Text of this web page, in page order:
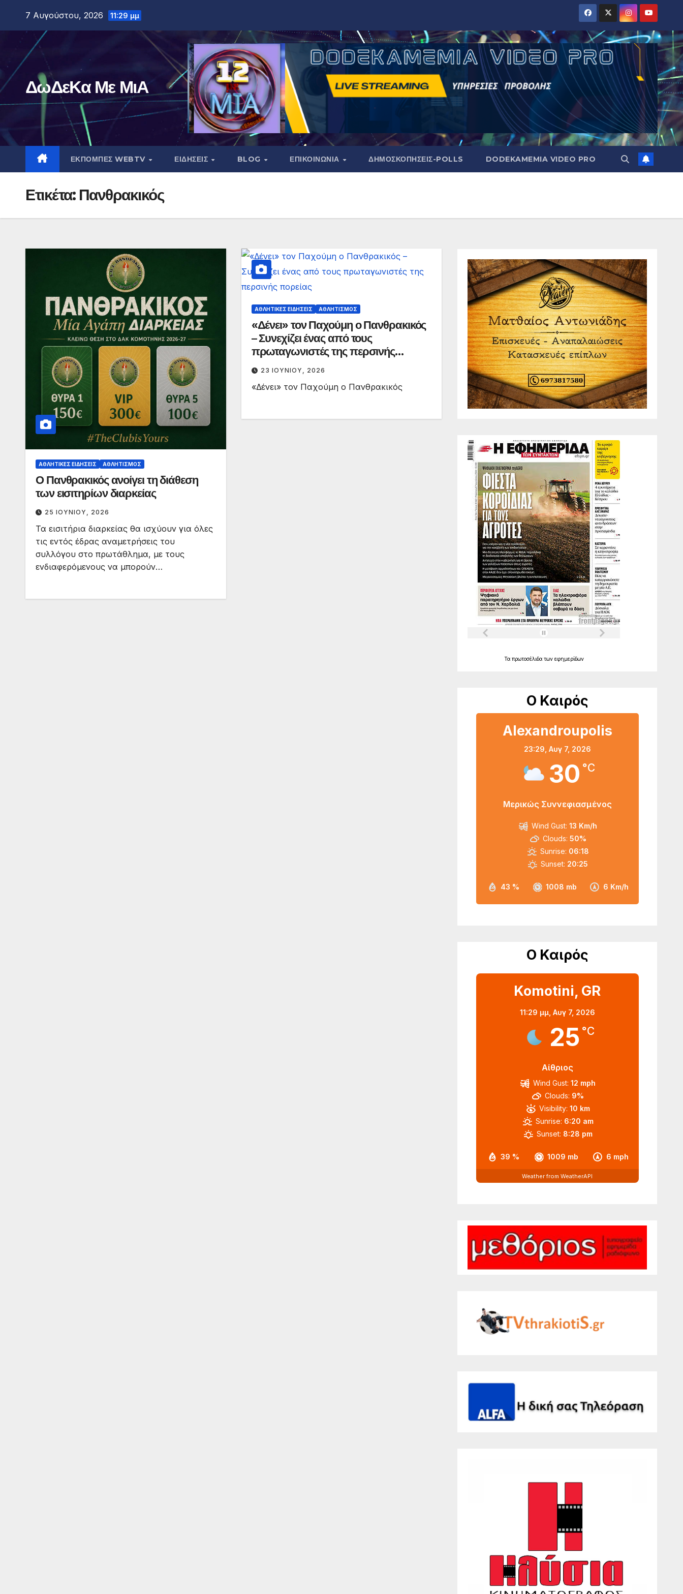
περιεχόμενο
7 Αυγούστου, 2026 11:29 μμ
ΔωΔεΚα Με ΜιΑ
ΕΚΠΟΜΠΕΣ WEBTV ΕΙΔΗΣΕΙΣ BLOG ΕΠΙΚΟΙΝΩΝΙΑ ΔΗΜΟΣΚΟΠΉΣΕΙΣ-POLLS DODEKAMEMIA VIDEO PRO
Ετικέτα: Πανθρακικός
ΑΘΛΗΤΙΚΈΣ ΕΙΔΉΣΕΙΣ ΑΘΛΗΤΙΣΜΌΣ
Ο Πανθρακικός ανοίγει τη διάθεση
των εισιτηρίων διαρκείας
25 ΙΟΥΝΊΟΥ, 2026
Τα εισιτήρια διαρκείας θα ισχύουν για όλες
τις εντός έδρας αναμετρήσεις του
συλλόγου στο πρωτάθλημα, με τους
ενδιαφερόμενους να μπορούν…
ΑΘΛΗΤΙΚΈΣ ΕΙΔΉΣΕΙΣ ΑΘΛΗΤΙΣΜΌΣ
«Δένει» τον Παχούμη ο Πανθρακικός
– Συνεχίζει ένας από τους
πρωταγωνιστές της περσινής
πορείας
23 ΙΟΥΝΊΟΥ, 2026
«Δένει» τον Παχούμη ο Πανθρακικός
Τα πρωτοσέλιδα των εφημερίδων
Ο Καιρός
Alexandroupolis
23:29, Αυγ 7, 2026
30 °C
Μερικώς Συννεφιασμένος
43 % 1008 mb 6 Km/h
Wind Gust: 13 Km/h
Clouds: 50%
Sunrise: 06:18
Sunset: 20:25
Ο Καιρός
Komotini, GR
11:29 μμ, Αυγ 7, 2026
25 °C
Αίθριος
39 % 1009 mb 6 mph
Wind Gust: 12 mph
Clouds: 9%
Visibility: 10 km
Sunrise: 6:20 am
Sunset: 8:28 pm
Weather from WeatherAPI